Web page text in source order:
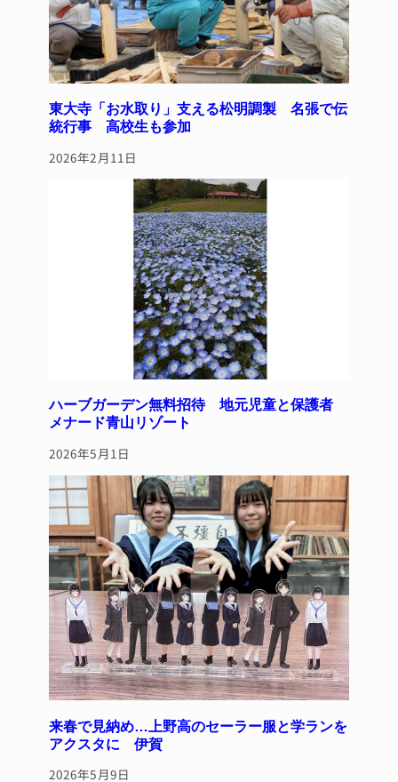
東大寺「お水取り」支える松明調製 名張で伝
統行事 高校生も参加
2026年2月11日
ハーブガーデン無料招待 地元児童と保護者
メナード青山リゾート
2026年5月1日
来春で見納め…上野高のセーラー服と学ランを
アクスタに 伊賀
2026年5月9日